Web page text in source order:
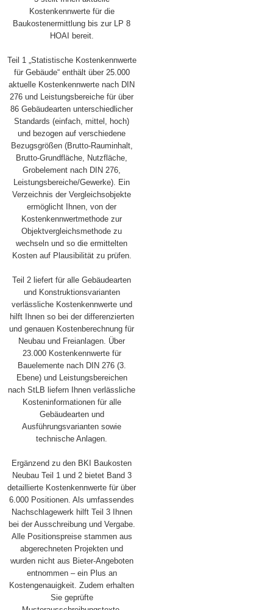
Kostenkennwerte für die
Baukostenermittlung bis zur LP 8
HOAI bereit.
Teil 1 „Statistische Kostenkennwerte
für Gebäude“ enthält über 25.000
aktuelle Kostenkennwerte nach DIN
276 und Leistungsbereiche für über
86 Gebäudearten unterschiedlicher
Standards (einfach, mittel, hoch)
und bezogen auf verschiedene
Bezugsgrößen (Brutto-Rauminhalt,
Brutto-Grundfläche, Nutzfläche,
Grobelement nach DIN 276,
Leistungsbereiche/Gewerke). Ein
Verzeichnis der Vergleichsobjekte
ermöglicht Ihnen, von der
Kostenkennwertmethode zur
Objektvergleichsmethode zu
wechseln und so die ermittelten
Kosten auf Plausibilität zu prüfen.
Teil 2 liefert für alle Gebäudearten
und Konstruktionsvarianten
verlässliche Kostenkennwerte und
hilft Ihnen so bei der differenzierten
und genauen Kostenberechnung für
Neubau und Freianlagen. Über
23.000 Kostenkennwerte für
Bauelemente nach DIN 276 (3.
Ebene) und Leistungsbereichen
nach StLB liefern Ihnen verlässliche
Kosteninformationen für alle
Gebäudearten und
Ausführungsvarianten sowie
technische Anlagen.
Ergänzend zu den BKI Baukosten
Neubau Teil 1 und 2 bietet Band 3
detaillierte Kostenkennwerte für über
6.000 Positionen. Als umfassendes
Nachschlagewerk hilft Teil 3 Ihnen
bei der Ausschreibung und Vergabe.
Alle Positionspreise stammen aus
abgerechneten Projekten und
wurden nicht aus Bieter-Angeboten
entnommen – ein Plus an
Kostengenauigkeit. Zudem erhalten
Sie geprüfte